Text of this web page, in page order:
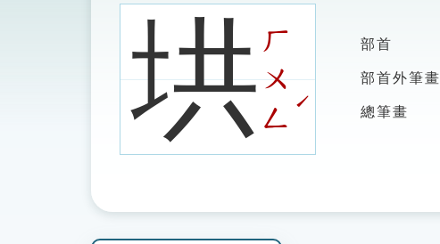
圖
示
垬ㄏ
ㄨ
ㄥ
ˊ
部首
部首外筆畫
總筆畫